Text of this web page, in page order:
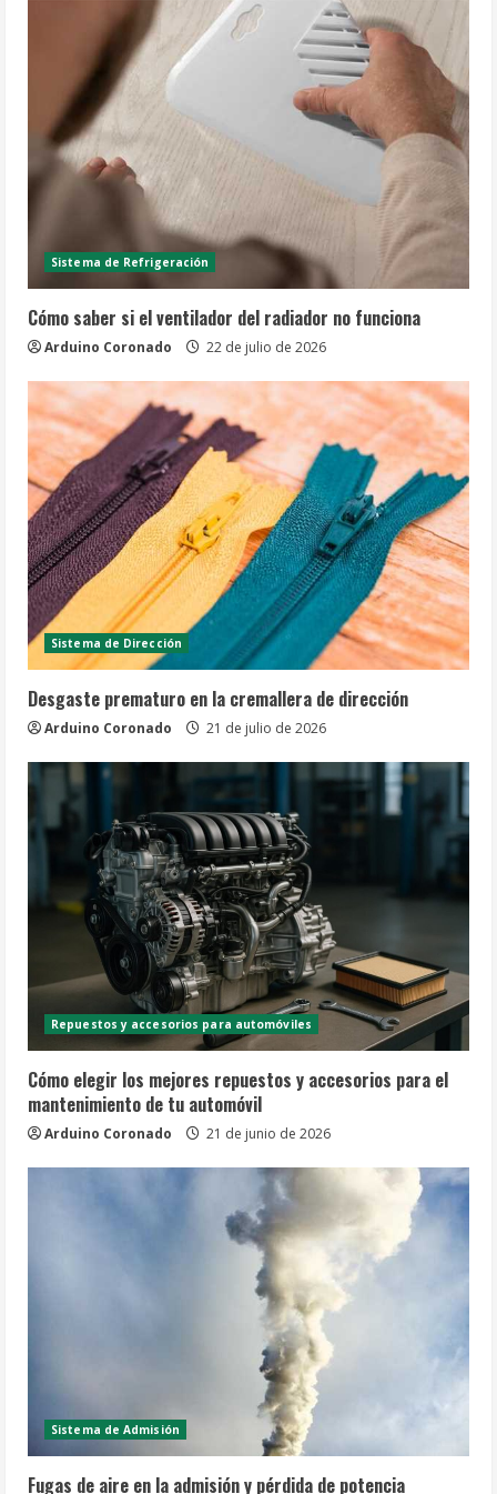
Sistema de Refrigeración
Cómo saber si el ventilador del radiador no funciona
Arduino Coronado 22 de julio de 2026
Sistema de Dirección
Desgaste prematuro en la cremallera de dirección
Arduino Coronado 21 de julio de 2026
Repuestos y accesorios para automóviles
Cómo elegir los mejores repuestos y accesorios para el
mantenimiento de tu automóvil
Arduino Coronado 21 de junio de 2026
Sistema de Admisión
Fugas de aire en la admisión y pérdida de potencia